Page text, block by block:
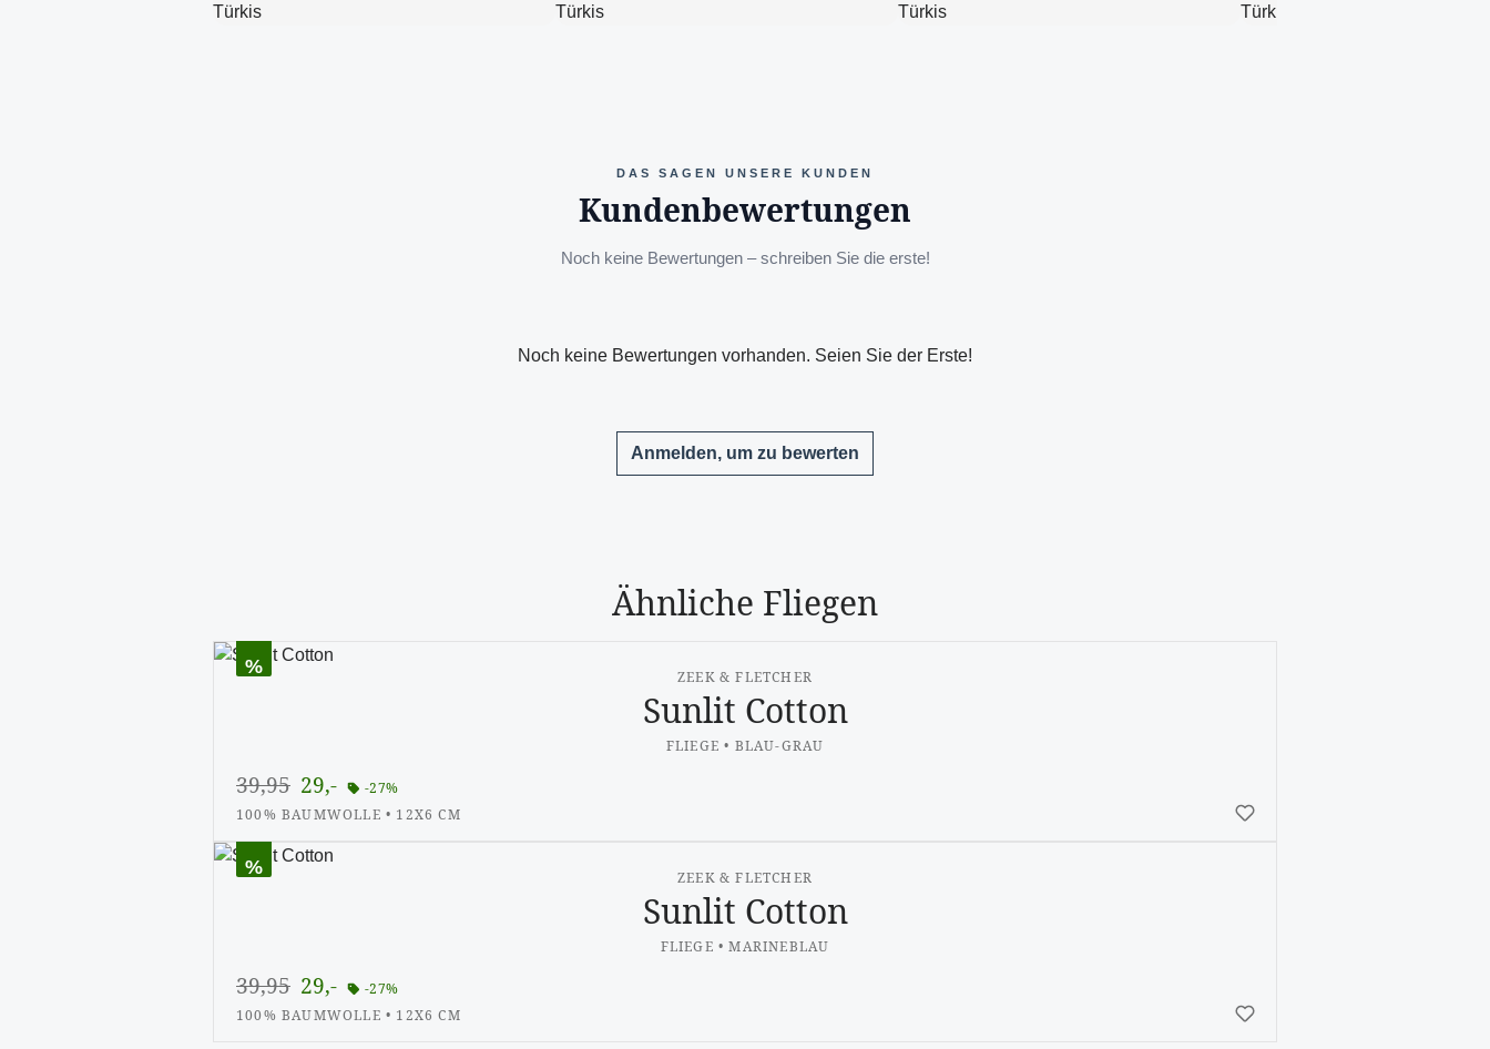
DAS SAGEN UNSERE KUNDEN
Kundenbewertungen
Noch keine Bewertungen – schreiben Sie die erste!
Noch keine Bewertungen vorhanden. Seien Sie der Erste!
Anmelden, um zu bewerten
Ähnliche Fliegen
% ZEEK & FLETCHER
Sunlit Cotton
FLIEGE • BLAU-GRAU
39,95 29,-
-27%
100% BAUMWOLLE • 12X6 CM
% ZEEK & FLETCHER
Sunlit Cotton
FLIEGE • MARINEBLAU
39,95 29,-
-27%
100% BAUMWOLLE • 12X6 CM